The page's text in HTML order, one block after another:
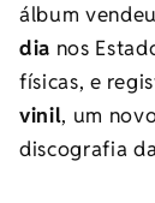
álbum vendeu
dia nos
físicas, e
vinil, um
discografia